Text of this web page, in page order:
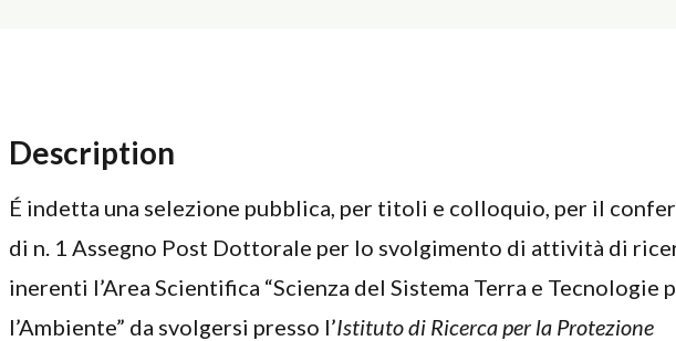
Description
É indetta una selezione pubblica, per titoli e colloquio, per il
di n. 1 Assegno Post Dottorale per lo svolgimento di attività di
inerenti l’Area Scientifica “Scienza del Sistema Terra e Tecnologie
l’Ambiente” da svolgersi presso l’Istituto di Ricerca per la Protezione